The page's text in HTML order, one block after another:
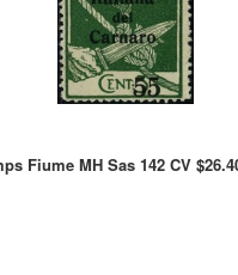
Fiume MH Sas 142 CV